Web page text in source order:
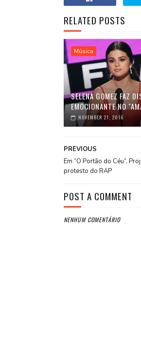
RELATED POSTS
Música
SELENA GOMEZ FAZ
EMOCIONANTE NO
NOVEMBER 21, 2016
PREVIOUS
Em “O Portão do Céu”,
protesto do RAP
POST A COMMENT
NENHUM COMENTÁRIO